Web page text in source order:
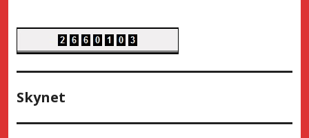
Skynet